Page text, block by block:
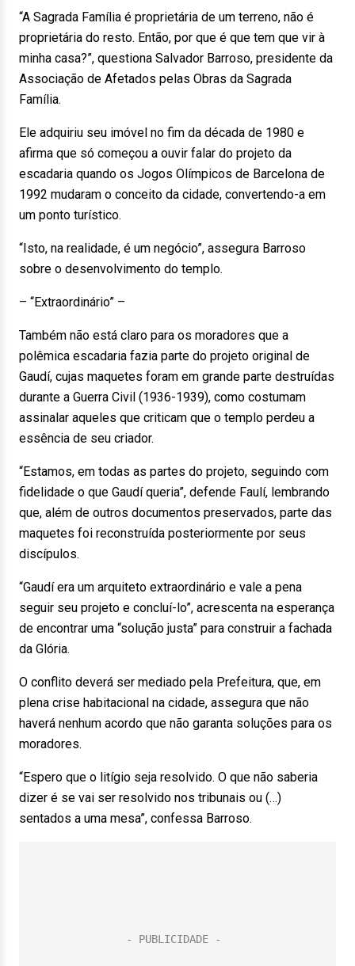
“A Sagrada Família é proprietária de um terreno, não é
proprietária do resto. Então, por que é que tem que vir à
minha casa?”, questiona Salvador Barroso, presidente da
Associação de Afetados pelas Obras da Sagrada
Família.
Ele adquiriu seu imóvel no fim da década de 1980 e
afirma que só começou a ouvir falar do projeto da
escadaria quando os Jogos Olímpicos de Barcelona de
1992 mudaram o conceito da cidade, convertendo-a em
um ponto turístico.
“Isto, na realidade, é um negócio”, assegura Barroso
sobre o desenvolvimento do templo.
– “Extraordinário” –
Também não está claro para os moradores que a
polêmica escadaria fazia parte do projeto original de
Gaudí, cujas maquetes foram em grande parte destruídas
durante a Guerra Civil (1936-1939), como costumam
assinalar aqueles que criticam que o templo perdeu a
essência de seu criador.
“Estamos, em todas as partes do projeto, seguindo com
fidelidade o que Gaudí queria”, defende Faulí, lembrando
que, além de outros documentos preservados, parte das
maquetes foi reconstruída posteriormente por seus
discípulos.
“Gaudí era um arquiteto extraordinário e vale a pena
seguir seu projeto e concluí-lo”, acrescenta na esperança
de encontrar uma “solução justa” para construir a fachada
da Glória.
O conflito deverá ser mediado pela Prefeitura, que, em
plena crise habitacional na cidade, assegura que não
haverá nenhum acordo que não garanta soluções para os
moradores.
“Espero que o litígio seja resolvido. O que não saberia
dizer é se vai ser resolvido nos tribunais ou (…)
sentados a uma mesa”, confessa Barroso.